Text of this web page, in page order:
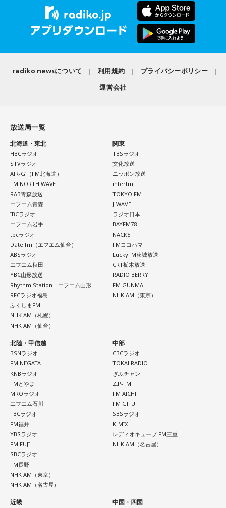
ブの良い席が当たったと、どなたかがSNSで言ったら、バズ
ってしまって、女性の幸運色を用いたお守りはその日に無く
なってしまいました。
すか？
たので、春にはもうないと思ってもらった方がよいかと。
小林：この記事の出る8月には絶対残ってないですよね？
三輪田：基本的には。なので、1月に来られるのがベストだと
思います。
小林：皆さん！ 半年待て！
寺内：神職さんはこっそり6種類全部持ってるとかないですか
（笑）？
三輪田：いえいえ（笑）。授与品というものは、基本的に、1
年に1回、お返しいただいて、また新しいのを受けられるとい
う形ですので。
小林：宝くじのルーツがこちらにあると聞いたのですが？
三輪田：昔の言い方をしますと「富くじ」と言いまして、芝
大神宮が発祥の地とされています。強運御守にも通じるもの
がございまして、当宮の宮司いわく、宝くじに当選された方
が強運御守と、その年の幸運色のネクタイを身に着けられて
いたとのことです。
小林：また流行っちゃうからやめてくださいよ（笑）。
寺内：当時の「富くじ」についても聞いていいですか？ 神
社がくじを売って景品をあげていたんですか？
ネットに飛び交う、さまざまなトレンドワードの中から、
ミラクル独自のアングルで、気になる“コトバ”をキャッチアッ
■10時20分頃からは「ヤマサ・デイリーティップス」。
■11時になったら曜日がわりのコーナー「ミラクルチョイ
＜8月11日(火)のTOPICS＞
ミラクルリゾート2026開催中！
リサーチテーマは 「大声で叫びたいことは？」
うれしい、かなしい、怒ってるーーー！
夏の言いたい放題を大募集！
平井大が語る美味しい話も。
＜8月12日(水)のTOPICS＞
キラキラな音楽とときめく話題でがんばるあなたにミラクル
チャージ！
■今回のTOPICS
夏は夜！なにして「さらなり」ですか？あなたのサマーナイ
トフィーバー！サマーナイトカーニバル！
サマーナイトスパーク！は、何ですかの3時間！
●＃ミラクルワード 9時45分凸凹
忙しいあなたに代わって今押さえたい、気になる「コトバ」
をキャッチアップ！
●今日のへぇ 10時〜
世界の夜の過ごし方に関するへぇをご紹介！
●「 こぶくろさん 」 11時〜
スーパーやコンビニで百花繚乱の個包装、小袋入りのグルメ
をセレクション！
radiko newsについて 利用規約
プライバシーポリシー
運営会社
放送局一覧
北海道・東北
HBCラジオ
STVラジオ
AIR-G'（FM北海道）
FM NORTH WAVE
RAB青森放送
エフエム青森
IBCラジオ
エフエム岩手
tbcラジオ
Date fm（エフエム仙台）
ABSラジオ
エフエム秋田
YBC山形放送
Rhythm Station エフエム山形
RFCラジオ福島
ふくしまFM
NHK AM（札幌）
NHK AM（仙台）
関東
TBSラジオ
文化放送
ニッポン放送
interfm
TOKYO FM
J-WAVE
ラジオ日本
BAYFM78
NACK5
FMヨコハマ
LuckyFM茨城放送
CRT栃木放送
RADIO BERRY
FM GUNMA
NHK AM（東京）
北陸・甲信越
BSNラジオ
FM NIIGATA
KNBラジオ
FMとやま
MROラジオ
エフエム石川
FBCラジオ
FM福井
YBSラジオ
FM FUJI
SBCラジオ
FM長野
NHK AM（東京）
NHK AM（名古屋）
中部
CBCラジオ
TOKAI RADIO
ぎふチャン
ZIP-FM
FM AICHI
FM GIFU
SBSラジオ
K-MIX
レディオキューブ FM三重
NHK AM（名古屋）
近畿 中国・四国